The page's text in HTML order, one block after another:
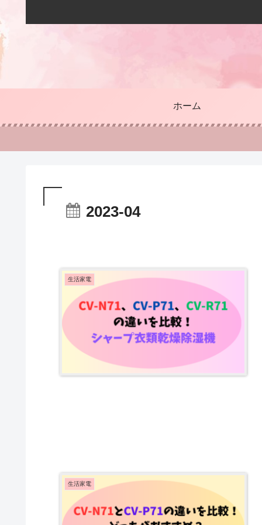
ホーム
2023-04
生活家電
生活家電